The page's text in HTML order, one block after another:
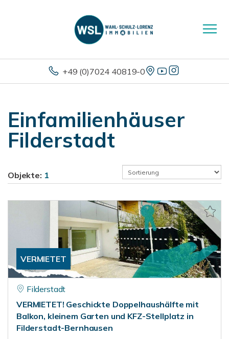
+49 (0)7024 40819-0
Einfamilienhäuser
Filderstadt
Objekte: 1
VERMIETET
Filderstadt
VERMIETET! Geschickte Doppelhaushälfte mit
Balkon, kleinem Garten und KFZ-Stellplatz in
Filderstadt-Bernhausen